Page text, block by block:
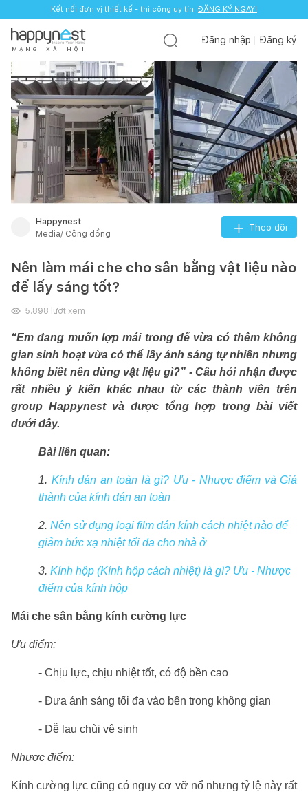
Kết nối đơn vị thiết kế - thi công uy tín. ĐĂNG KÝ NGAY!
M Ạ N G X Ã H Ộ I
Đăng nhập Đăng ký
Happynest
Media/ Cộng đồng
Theo dõi
Nên làm mái che cho sân bằng vật liệu nào
để lấy sáng tốt?
5.898 lượt xem
“Em đang muốn lợp mái trong để vừa có thêm không
gian sinh hoạt vừa có thể lấy ánh sáng tự nhiên nhưng
không biết nên dùng vật liệu gì?” - Câu hỏi nhận được
rất nhiều ý kiến khác nhau từ các thành viên trên
group Happynest và được tổng hợp trong bài viết
dưới đây.
Bài liên quan:
1. Kính dán an toàn là gì? Ưu - Nhược điểm và Giá
thành của kính dán an toàn
2. Nên sử dụng loại film dán kính cách nhiệt nào để
giảm bức xạ nhiệt tối đa cho nhà ở
3. Kính hộp (Kính hộp cách nhiệt) là gì? Ưu - Nhược
điểm của kính hộp
Mái che sân bằng kính cường lực
Ưu điểm:
- Chịu lực, chịu nhiệt tốt, có độ bền cao
- Đưa ánh sáng tối đa vào bên trong không gian
- Dễ lau chùi vệ sinh
Nhược điểm:
Kính cường lực cũng có nguy cơ vỡ nổ nhưng tỷ lệ này rất